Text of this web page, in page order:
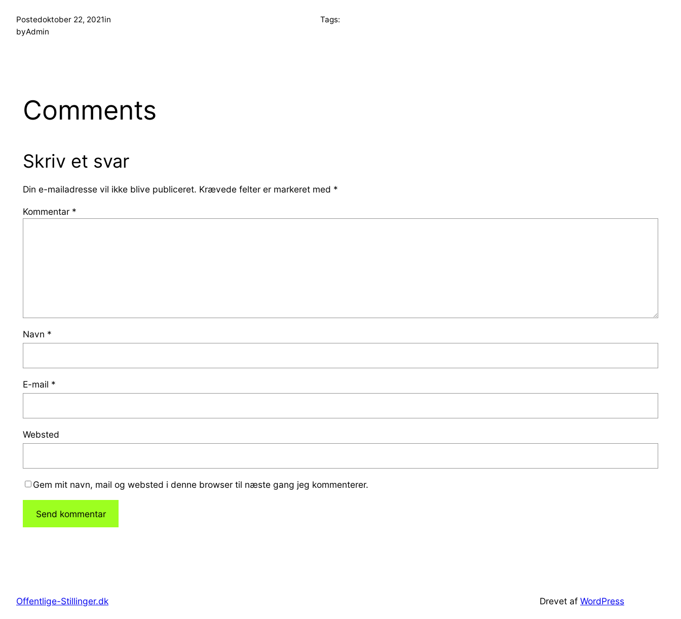
Postedoktober 22, 2021in
byAdmin
Tags:
Comments
Skriv et svar
Din e-mailadresse vil ikke blive publiceret. Krævede felter er markeret med *
Kommentar *
Navn *
E-mail *
Websted
Gem mit navn, mail og websted i denne browser til næste gang jeg kommenterer.
Offentlige-Stillinger.dk Drevet af WordPress